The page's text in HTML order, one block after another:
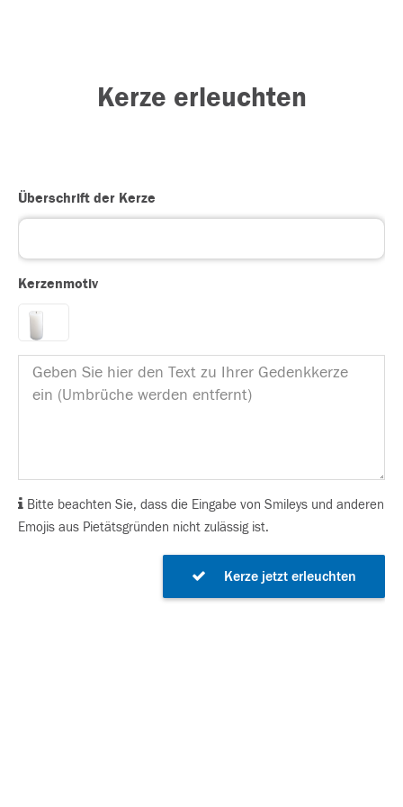
Kerze erleuchten
Überschrift der Kerze
Kerzenmotiv
Bitte beachten Sie, dass die Eingabe von Smileys und anderen
Emojis aus Pietätsgründen nicht zulässig ist.
Kerze jetzt erleuchten